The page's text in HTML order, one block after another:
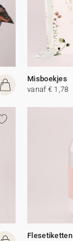
Misboekjes
vanaf € 1,78
Flesetiketten